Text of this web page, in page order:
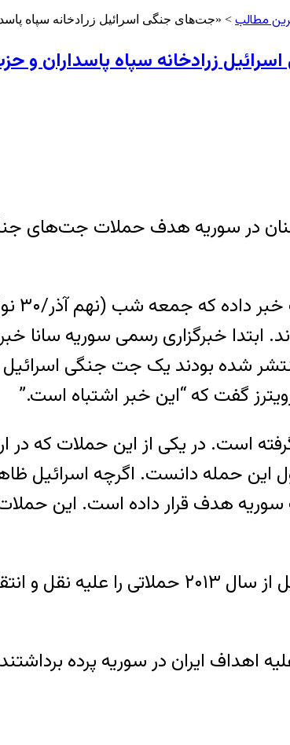
مطالب
در سوریه هدف حملات جت‌های
ابتدا خبرگزاری رسمی سوریه سانا
شده بودند یک جت جنگی
گفت که “این خبر اشتباه است.”
است. در یکی از این حملات که
مسئول این حمله دانست. اگرچه اسرائیل
سوریه هدف قرار داده است. این
رویترز شهریورماه امسال به نقل از منابع مطلع در منطقه گزارش داده